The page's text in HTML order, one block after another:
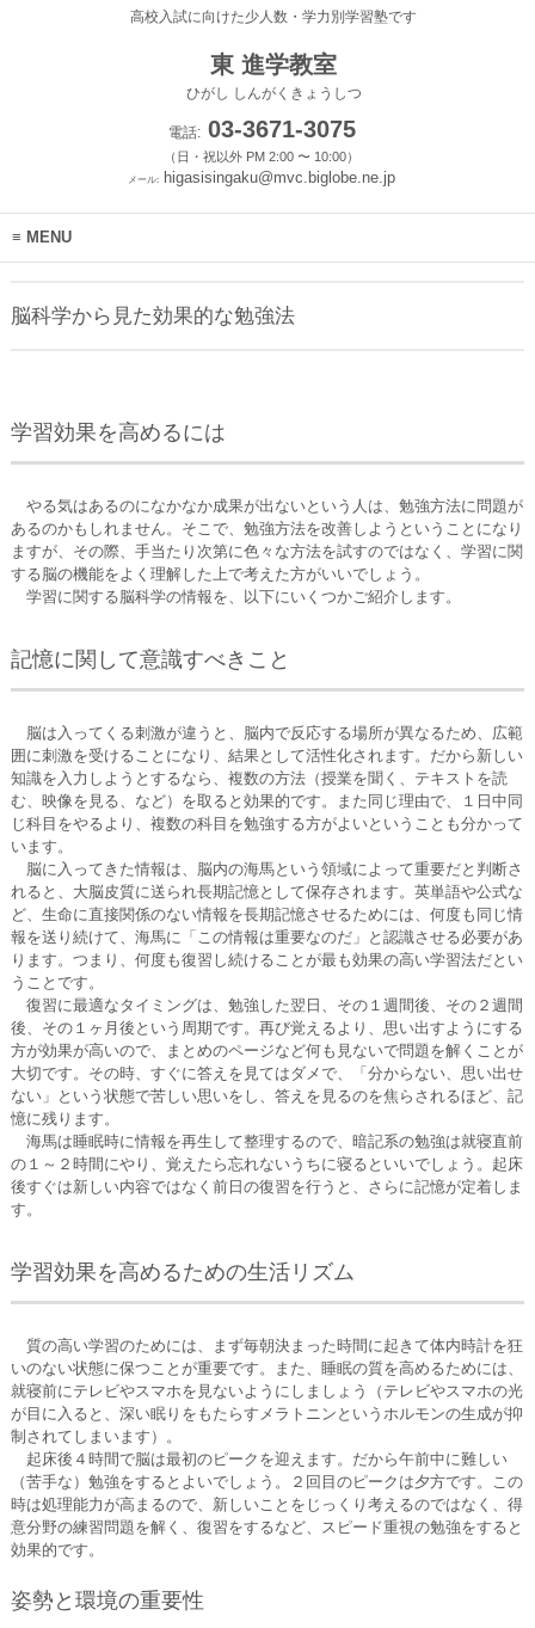
高校入試に向けた少人数・学力別学習塾です
東 進学教室
ひがし しんがくきょうしつ
電話:03-3671-3075
（日・祝以外 PM 2:00 〜 10:00）
メール: higasisingaku@mvc.biglobe.ne.jp
MENU
脳科学から見た効果的な勉強法
学習効果を高めるには
やる気はあるのになかなか成果が出ないという人は、勉強方法に問題が
あるのかもしれません。そこで、勉強方法を改善しようということになり
ますが、その際、手当たり次第に色々な方法を試すのではなく、学習に関
する脳の機能をよく理解した上で考えた方がいいでしょう。
学習に関する脳科学の情報を、以下にいくつかご紹介します。
記憶に関して意識すべきこと
脳は入ってくる刺激が違うと、脳内で反応する場所が異なるため、広範
囲に刺激を受けることになり、結果として活性化されます。だから新しい
知識を入力しようとするなら、複数の方法（授業を聞く、テキストを読
む、映像を見る、など）を取ると効果的です。また同じ理由で、１日中同
じ科目をやるより、複数の科目を勉強する方がよいということも分かって
います。
脳に入ってきた情報は、脳内の海馬という領域によって重要だと判断さ
れると、大脳皮質に送られ長期記憶として保存されます。英単語や公式な
ど、生命に直接関係のない情報を長期記憶させるためには、何度も同じ情
報を送り続けて、海馬に「この情報は重要なのだ」と認識させる必要があ
ります。つまり、何度も復習し続けることが最も効果の高い学習法だとい
うことです。
復習に最適なタイミングは、勉強した翌日、その１週間後、その２週間
後、その１ヶ月後という周期です。再び覚えるより、思い出すようにする
方が効果が高いので、まとめのページなど何も見ないで問題を解くことが
大切です。その時、すぐに答えを見てはダメで、「分からない、思い出せ
ない」という状態で苦しい思いをし、答えを見るのを焦らされるほど、記
憶に残ります。
海馬は睡眠時に情報を再生して整理するので、暗記系の勉強は就寝直前
の１～２時間にやり、覚えたら忘れないうちに寝るといいでしょう。起床
後すぐは新しい内容ではなく前日の復習を行うと、さらに記憶が定着しま
す。
学習効果を高めるための生活リズム
質の高い学習のためには、まず毎朝決まった時間に起きて体内時計を狂
いのない状態に保つことが重要です。また、睡眠の質を高めるためには、
就寝前にテレビやスマホを見ないようにしましょう（テレビやスマホの光
が目に入ると、深い眠りをもたらすメラトニンというホルモンの生成が抑
制されてしまいます）。
起床後４時間で脳は最初のピークを迎えます。だから午前中に難しい
（苦手な）勉強をするとよいでしょう。２回目のピークは夕方です。この
時は処理能力が高まるので、新しいことをじっくり考えるのではなく、得
意分野の練習問題を解く、復習をするなど、スピード重視の勉強をすると
効果的です。
姿勢と環境の重要性